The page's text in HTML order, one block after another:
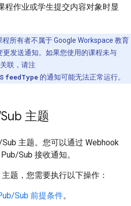
程作业或学生提交内容对象时显
程所有者不属于 Google Workspace 教育
发送通知。如果您使用的课程未与
联，请注
feedType 的通知可能无法正常运行。
Sub 主题
主题。您可以通过 Webhook
Sub 接收通知。
题，您需要执行以下操作：
Sub 前提条件。